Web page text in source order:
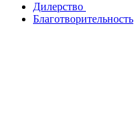
Дилерство
Благотворительность